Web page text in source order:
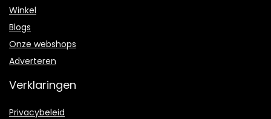
Winkel
Blogs
Onze webshops
Adverteren
Verklaringen
Privacybeleid